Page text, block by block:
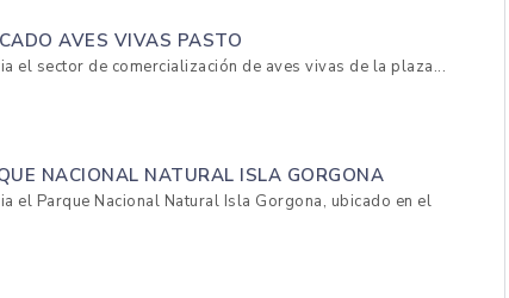
AVES VIVAS PASTO
el sector de comercialización de aves vivas de la plaza...
NACIONAL NATURAL ISLA GORGONA
el Parque Nacional Natural Isla Gorgona, ubicado en el